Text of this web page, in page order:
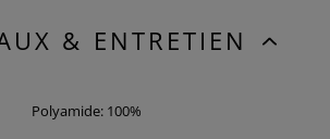
& ENTRETIEN
Polyamide: 100%